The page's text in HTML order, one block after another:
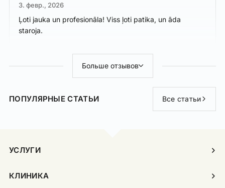
3. февр., 2026
Ļoti jauka un profesionāla! Viss ļoti patika, un āda
staroja.
Больше отзывов
ПОПУЛЯРНЫЕ СТАТЬИ Все статьи
УСЛУГИ
КЛИНИКА